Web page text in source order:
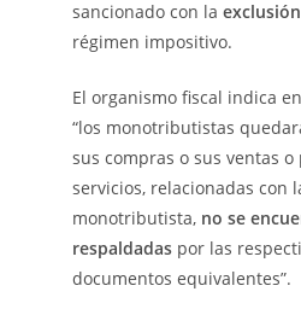
sancionado con la
régimen impositivo.
El organismo fiscal indica
“los monotributistas
sus compras o sus ventas
servicios, relacionadas con
monotributista, no se
respaldadas por las
documentos equivalentes”.